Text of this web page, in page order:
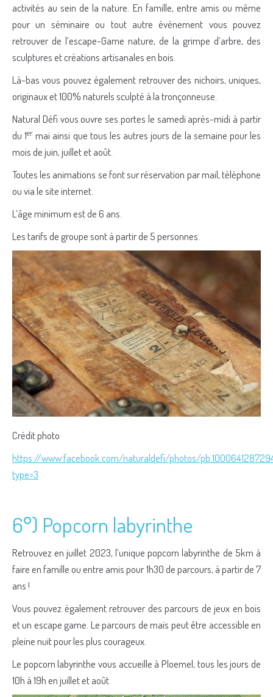
activités au sein de la nature. En famille, entre amis ou même
pour un séminaire ou tout autre évènement vous pouvez
retrouver de l’escape-Game nature, de la grimpe d’arbre, des
sculptures et créations artisanales en bois.
Là-bas vous pouvez également retrouver des nichoirs, uniques,
originaux et 100% naturels sculpté à la tronçonneuse.
Natural Défi vous ouvre ses portes le samedi après-midi à partir
du 1er mai ainsi que tous les autres jours de la semaine pour les
mois de juin, juillet et août.
Toutes les animations se font sur réservation par mail, téléphone
ou via le site internet.
L’âge minimum est de 6 ans.
Les tarifs de groupe sont à partir de 5 personnes.
Crédit photo
https://www.facebook.com/naturaldefi/photos/
type=3
6°) Popcorn labyrinthe
Retrouvez en juillet 2023, l’unique popcorn labyrinthe de 5km à
faire en famille ou entre amis pour 1h30 de parcours, à partir de 7
ans !
Vous pouvez également retrouver des parcours de jeux en bois
et un escape game. Le parcours de maïs peut être accessible en
pleine nuit pour les plus courageux.
Le popcorn labyrinthe vous accueille à Ploemel, tous les jours de
10h à 19h en juillet et août.